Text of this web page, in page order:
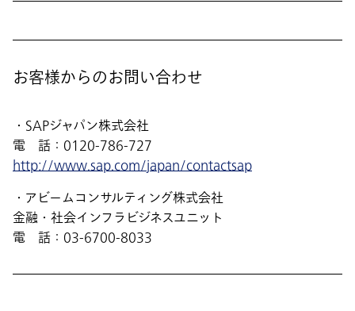
お客様からのお問い合わせ
・SAPジャパン株式会社
電 話：0120-786-727
http://www.sap.com/japan/contactsap
・アビームコンサルティング株式会社
金融・社会インフラビジネスユニット
電 話：03-6700-8033